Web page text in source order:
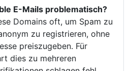
E-Mails problematisch?
Domains oft, um Spam zu
zu registrieren, ohne
preiszugeben. Für
dies zu mehreren